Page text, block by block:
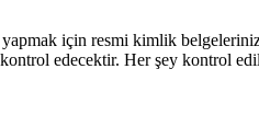
yapmak için resmi kimlik
edecektir. Her şey kontrol